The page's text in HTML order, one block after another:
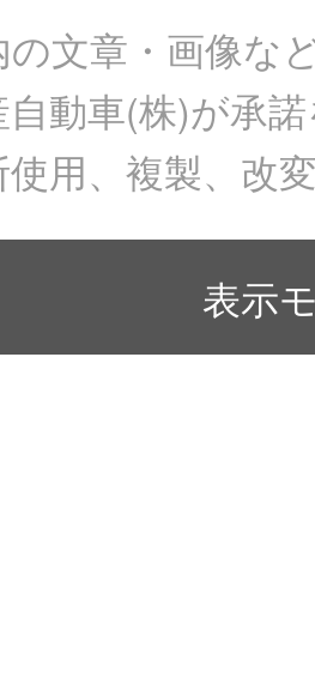
文章・画像な
動車(株)が承
使用、複製、改
表示